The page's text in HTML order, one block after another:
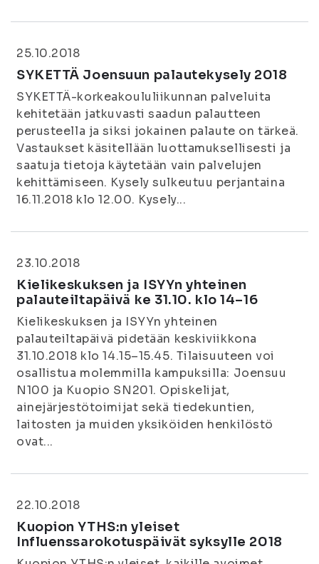
25.10.2018
SYKETTÄ Joensuun palautekysely 2018
SYKETTÄ-korkeakoululiikunnan palveluita
kehitetään jatkuvasti saadun palautteen
perusteella ja siksi jokainen palaute on tärkeä.
Vastaukset käsitellään luottamuksellisesti ja
saatuja tietoja käytetään vain palvelujen
kehittämiseen. Kysely sulkeutuu perjantaina
16.11.2018 klo 12.00. Kysely...
23.10.2018
Kielikeskuksen ja ISYYn yhteinen
palauteiltapäivä ke 31.10. klo 14–16
Kielikeskuksen ja ISYYn yhteinen
palauteiltapäivä pidetään keskiviikkona
31.10.2018 klo 14.15–15.45. Tilaisuuteen voi
osallistua molemmilla kampuksilla: Joensuu
N100 ja Kuopio SN201. Opiskelijat,
ainejärjestötoimijat sekä tiedekuntien,
laitosten ja muiden yksiköiden henkilöstö
ovat...
22.10.2018
Kuopion YTHS:n yleiset
Influenssarokotuspäivät syksylle 2018